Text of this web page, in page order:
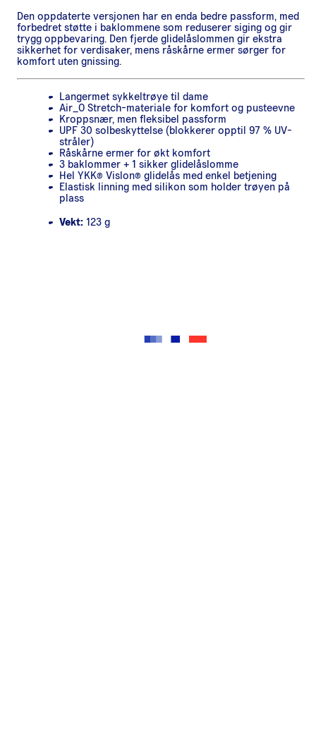
Den oppdaterte versjonen har en enda bedre passform, med
forbedret støtte i baklommene som reduserer siging og gir
trygg oppbevaring. Den fjerde glidelåslommen gir ekstra
sikkerhet for verdisaker, mens råskårne ermer sørger for
komfort uten gnissing.
Langermet sykkeltrøye til dame
Air_O Stretch-materiale for komfort og pusteevne
Kroppsnær, men fleksibel passform
UPF 30 solbeskyttelse (blokkerer opptil 97 % UV-
stråler)
Råskårne ermer for økt komfort
3 baklommer + 1 sikker glidelåslomme
Hel YKK® Vislon® glidelås med enkel betjening
Elastisk linning med silikon som holder trøyen på
plass
Vekt: 123 g